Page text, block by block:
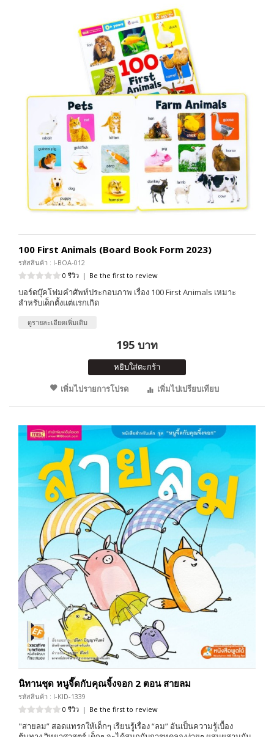
100 First Animals (Board Book Form 2023)
รหัสสินค้า : I-BOA-012
0 รีวิว | Be the first to review
บอร์ดบุ๊คโฟมคำศัพท์ประกอบภาพ เรื่อง 100 First Animals เหมาะ
สำหรับเด็กตั้งแต่แรกเกิด
ดูรายละเอียดเพิ่มเติม
195 บาท
หยิบใส่ตะกร้า
เพิ่มไปรายการโปรด
เพิ่มไปเปรียบเทียบ
นิทานชุด หนูจี๊ดกับคุณจิ้งจอก 2 ตอน สายลม
รหัสสินค้า : I-KID-1339
0 รีวิว | Be the first to review
"สายลม” สอดแทรกให้เด็กๆ เรียนรู้เรื่อง “ลม” อันเป็นความรู้เบื้อง